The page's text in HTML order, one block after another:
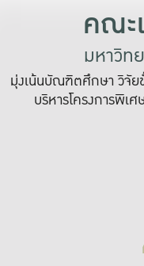
คณะ
มหาวิท
มุ่งเน้นบัณฑิตศึกษา วิจัย
บริหารโครงการพิเ